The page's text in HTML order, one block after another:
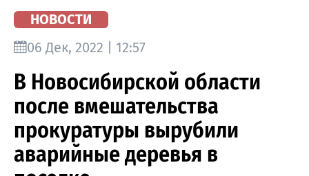
НОВОСТИ
06 Дек, 2022 | 12:57
В Новосибирской области
после вмешательства
прокуратуры вырубили
аварийные деревья в